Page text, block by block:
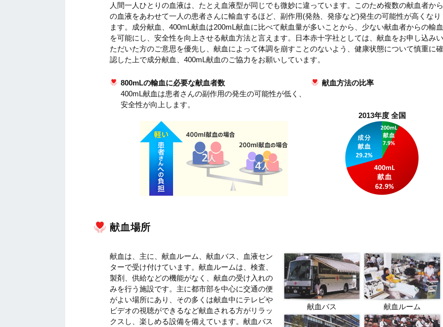
人間一人ひとりの血液は、たとえ血液型が同じでも微妙に違っています。このため複数の献血者から
の血液をあわせて一人の患者さんに輸血するほど、副作用(発熱、発疹など)発生の可能性が高くなり
ます。成分献血、400mL献血は200mL献血に比べて献血量が多いことから、少ない献血者からの輸血
を可能にし、安全性を向上させる献血方法と言えます。日本赤十字社としては、献血をお申し込みい
ただいた方のご意思を優先し、献血によって体調を崩すことのないよう、健康状態について慎重に確
認した上で成分献血、400mL献血のご協力をお願いしています。
800mLの輸血に必要な献血者数
400mL献血は患者さんの副作用の発生の可能性が低く、
安全性が向上します。
献血方法の比率
2013年度 全国
献血場所
献血は、主に、献血ルーム、献血バス、血液セン
ターで受け付けています。献血ルームは、検査、
製剤、供給などの機能がなく、献血の受け入れの
みを行う施設です。主に都市部を中心に交通の便
がよい場所にあり、その多くは献血中にテレビや
ビデオの視聴ができるなど献血される方がリラッ
クスし、楽しめる設備を備えています。献血バス
献血バス 献血ルーム